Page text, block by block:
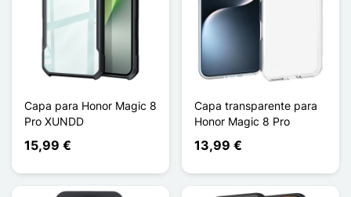
Capa para Honor Magic 8
Pro XUNDD
15,99 €
Capa transparente para
Honor Magic 8 Pro
13,99 €